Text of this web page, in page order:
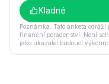
Kladné
Poznámka: Tato anketa
finanční poradenství. Není
jako ukazatel budoucí